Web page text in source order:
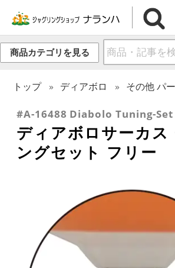
商品カテゴリを見る
トップ ディアボロ その他 パ
#A-16488 Diabolo Tuning-
ディアボロサーカス
ングセット フリー